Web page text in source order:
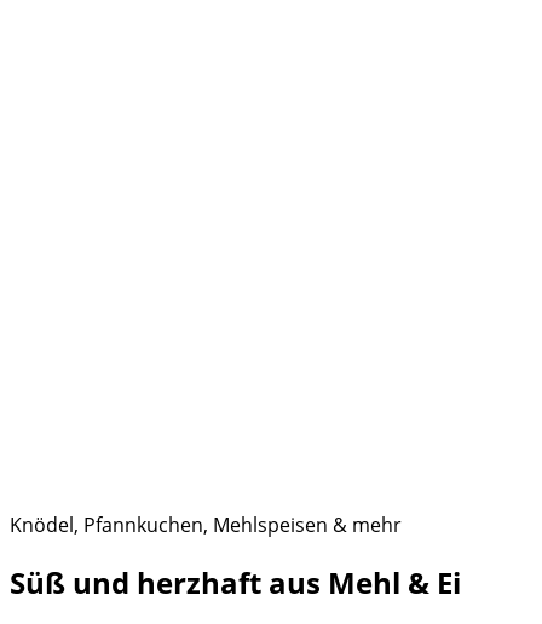
Knödel, Pfannkuchen, Mehlspeisen & mehr
Süß und herzhaft aus Mehl & Ei